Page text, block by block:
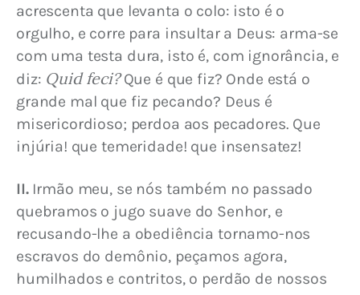
acrescenta que levanta o colo: isto é o
orgulho, e corre para insultar a Deus: arma-se
com uma testa dura, isto é, com ignorância, e
diz: Quid feci? Que é que fiz? Onde está o
grande mal que fiz pecando? Deus é
misericordioso; perdoa aos pecadores. Que
injúria! que temeridade! que insensatez!
II. Irmão meu, se nós também no passado
quebramos o jugo suave do Senhor, e
recusando-lhe a obediência tornamo-nos
escravos do demônio, peçamos agora,
humilhados e contritos, o perdão de nossos